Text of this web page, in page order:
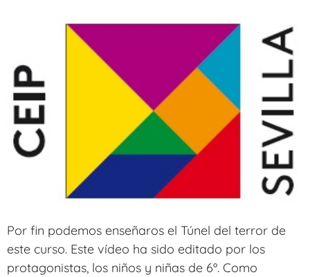
Por fin podemos enseñaros el Túnel del terror de
este curso. Este vídeo ha sido editado por los
protagonistas, los niños y niñas de 6º. Como